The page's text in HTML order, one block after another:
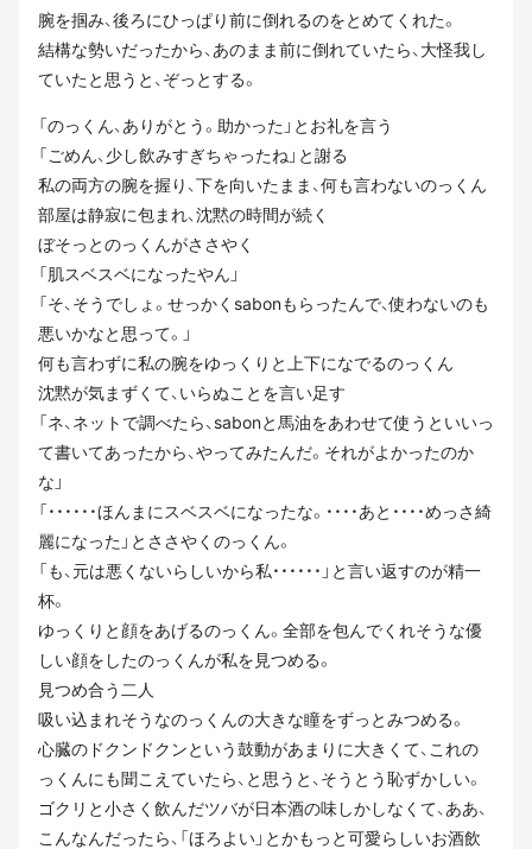
腕を掴み、後ろにひっぱり前に倒れるのをとめてくれた。
結構な勢いだったから、あのまま前に倒れていたら、大怪我し
ていたと思うと、ぞっとする。
「のっくん、ありがとう。助かった」とお礼を言う
「ごめん、少し飲みすぎちゃったね」と謝る
私の両方の腕を握り、下を向いたまま、何も言わないのっくん
部屋は静寂に包まれ、沈黙の時間が続く
ぼそっとのっくんがささやく
「肌スベスベになったやん」
「そ、そうでしょ。せっかくsabonもらったんで、使わないのも
悪いかなと思って。」
何も言わずに私の腕をゆっくりと上下になでるのっくん
沈黙が気まずくて、いらぬことを言い足す
「ネ、ネットで調べたら、sabonと馬油をあわせて使うといいっ
て書いてあったから、やってみたんだ。それがよかったのか
な」
「・・・・・・ほんまにスベスベになったな。・・・・あと・・・・めっさ綺
麗になった」とささやくのっくん。
「も、元は悪くないらしいから私・・・・・・」と言い返すのが精一
杯。
ゆっくりと顔をあげるのっくん。全部を包んでくれそうな優
しい顔をしたのっくんが私を見つめる。
見つめ合う二人
吸い込まれそうなのっくんの大きな瞳をずっとみつめる。
心臓のドクンドクンという鼓動があまりに大きくて、これの
っくんにも聞こえていたら、と思うと、そうとう恥ずかしい。
ゴクリと小さく飲んだツバが日本酒の味しかしなくて、ああ、
こんなんだったら、「ほろよい」とかもっと可愛らしいお酒飲